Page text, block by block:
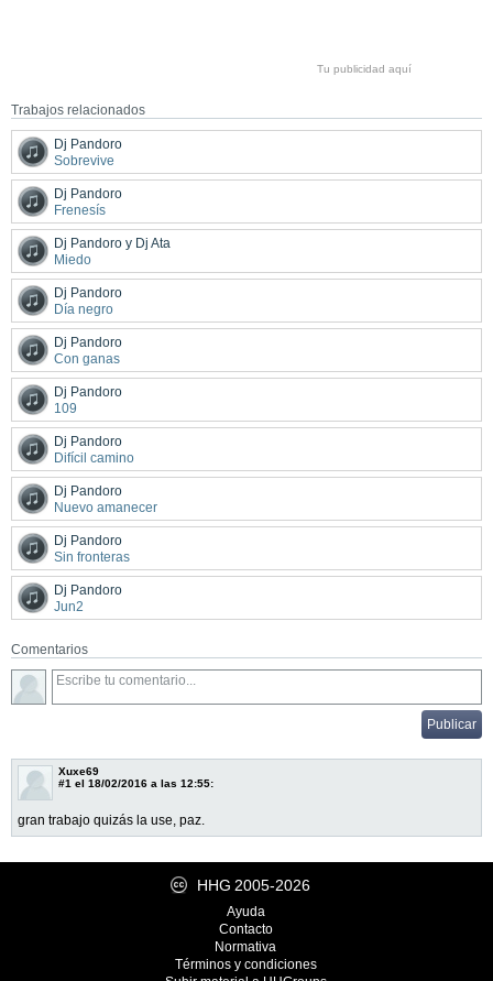
Tu publicidad aquí
Trabajos relacionados
Dj Pandoro
Sobrevive
Dj Pandoro
Frenesís
Dj Pandoro y Dj Ata
Miedo
Dj Pandoro
Día negro
Dj Pandoro
Con ganas
Dj Pandoro
109
Dj Pandoro
Difícil camino
Dj Pandoro
Nuevo amanecer
Dj Pandoro
Sin fronteras
Dj Pandoro
Jun2
Comentarios
Xuxe69
#1 el 18/02/2016 a las 12:55:
gran trabajo quizás la use, paz.
HHG 2005-2026
Ayuda
Contacto
Normativa
Términos y condiciones